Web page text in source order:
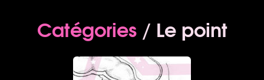
Catégories/ Le point